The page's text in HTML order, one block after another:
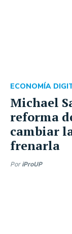
Michael
reforma
cambiar
frenarla
ECONOMÍA
Por iProUP